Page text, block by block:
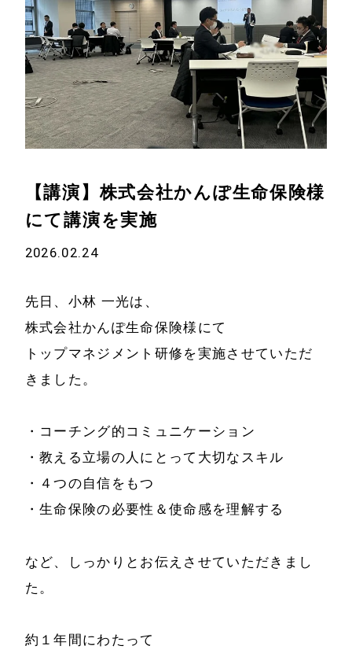
ホーム
代表プロフィール
会社情報
経営理念
【講演】株式会社かんぽ生命保険様
にて講演を実施
2026.02.24
先日、小林 一光は、
株式会社かんぽ生命保険様にて
トップマネジメント研修を実施させていただ
きました。
・コーチング的コミュニケーション
・教える立場の人にとって大切なスキル
・４つの自信をもつ
・生命保険の必要性＆使命感を理解する
など、しっかりとお伝えさせていただきまし
た。
約１年間にわたって